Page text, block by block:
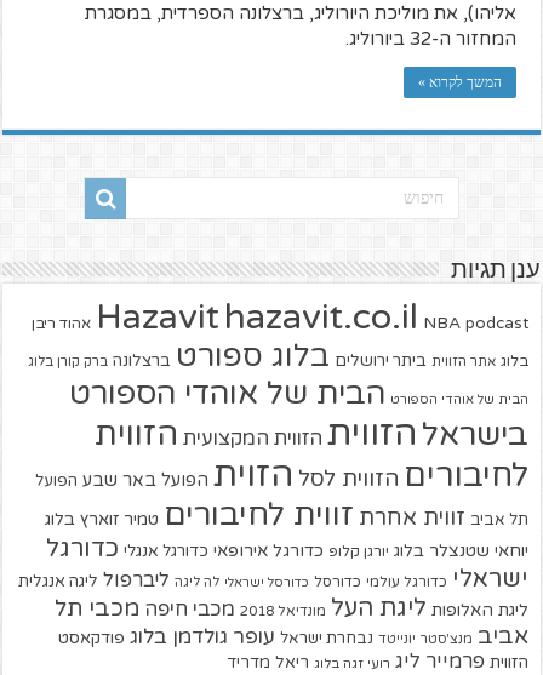
אליהו), את מוליכת היורוליג, ברצלונה הספרדית, במסגרת
המחזור ה-32 ביורוליג.
המשך לקרוא »
ענן תגיות
Hazavit hazavit.co.il NBA podcast אהוד ריבן
בלוג אתר הזווית ביתר ירושלים בלוג ספורט ברצלונה ברק קורן בלוג
הבית של אוהדי הספורט הבית של אוהדי הספורט
בישראל הזווית הזווית המקצועית הזווית
לחיבורים הזווית לסל הזוית הפועל באר שבע הפועל
תל אביב זווית אחרת זווית לחיבורים טמיר זוארץ בלוג
יוחאי שטנצלר בלוג יורגן קלופ כדורגל אירופאי כדורגל אנגלי כדורגל
ישראלי כדורגל עולמי כדורסל כדורסל ישראלי לה ליגה ליברפול ליגה אנגלית
ליגת האלופות ליגת העל מונדיאל 2018 מכבי חיפה מכבי תל
אביב מנצ'סטר יונייטד נבחרת ישראל עופר גולדמן בלוג פודקאסט
הזווית פרמייר ליג רועי זגה בלוג ריאל מדריד